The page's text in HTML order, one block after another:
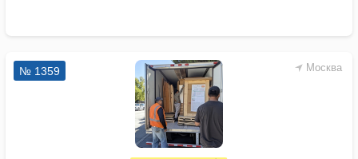
Москва
№ 1359